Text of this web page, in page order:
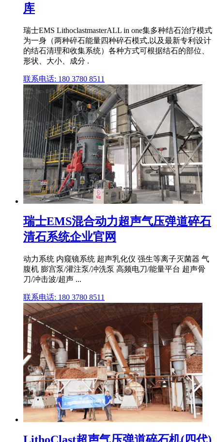
库
瑞士EMS LithoclastmasterALL in one集多种结石治疗模式
为一身（两种碎石能量四种碎石模式,以及最新专利设计
的结石清理和收集系统）各种方式可根据结石的部位、
形状、大小、成分 .
联系电话: 180 3780 8511
瑞士EMS混合动力超声气压弹道碎石
清石系统企业官网
动力系统 内窥镜系统 超声乳化仪 强生等离子灭菌器 气
腹机 膨宫泵/灌注泵/冲洗泵 高频电刀/能量平台 超声骨
刀/冲击波/超声 ...
联系电话: 180 3780 8511
LithoClast超声气压弹道碎石机(四代)